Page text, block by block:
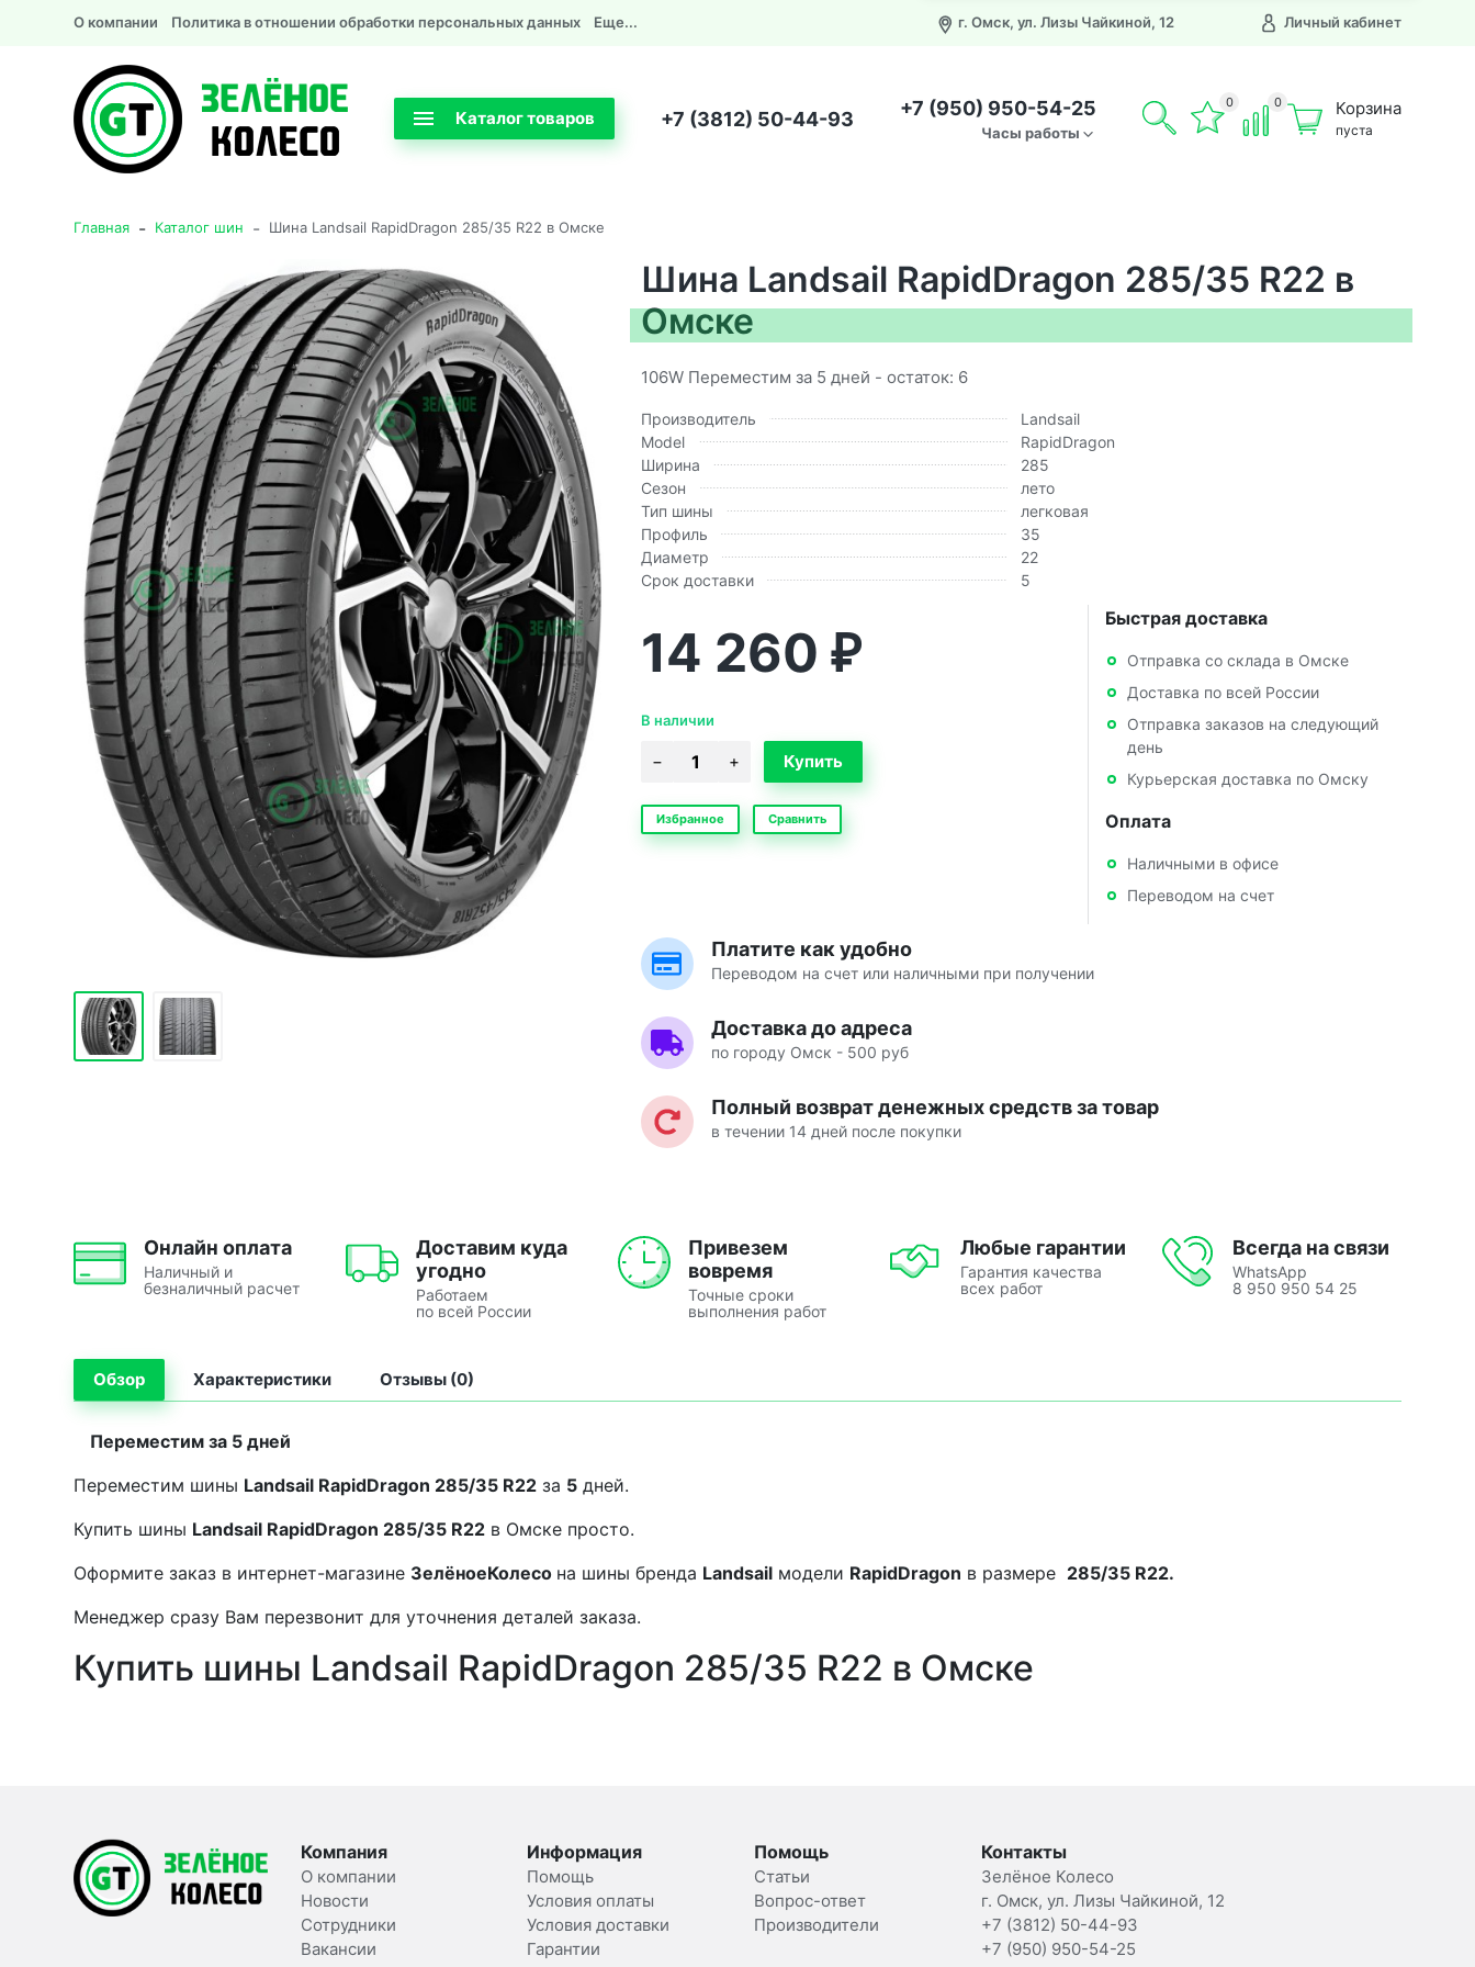
О компании Политика в отношении обработки персональных данных Еще... г. Омск, ул. Лизы Чайкиной, 12 Личный кабинет
Каталог товаров +7 (3812) 50-44-93 +7 (950) 950-54-25
Часы работы
0 0 Корзина
пуста
Главная - Каталог шин - Шина Landsail RapidDragon 285/35 R22 в Омске
Шина Landsail RapidDragon 285/35 R22 в
Омске
106W Переместим за 5 дней - остаток: 6
Производитель
Landsail
Model
RapidDragon
Ширина
285
Сезон
лето
Тип шины
легковая
Профиль
35
Диаметр
22
Срок доставки
5
14 260 ₽
В наличии
Избранное Сравнить
Быстрая доставка
Отправка со склада в Омске
Доставка по всей России
Отправка заказов на следующий
день
Курьерская доставка по Омску
Оплата
Наличными в офисе
Переводом на счет
Платите как удобно
Переводом на счет или наличными при получении
Доставка до адреса
по городу Омск - 500 руб
Полный возврат денежных средств за товар
в течении 14 дней после покупки
Онлайн оплата
Наличный и
безналичный расчет
Доставим куда
угодно
Работаем
по всей России
Привезем
вовремя
Точные сроки
выполнения работ
Любые гарантии
Гарантия качества
всех работ
Всегда на связи
WhatsApp
8 950 950 54 25
Обзор Характеристики Отзывы (0)
Переместим за 5 дней
Переместим шины Landsail RapidDragon 285/35 R22 за 5 дней.
Купить шины Landsail RapidDragon 285/35 R22 в Омске просто.
Оформите заказ в интернет-магазине ЗелёноеКолесо на шины бренда Landsail модели RapidDragon в размере 285/35 R22.
Менеджер сразу Вам перезвонит для уточнения деталей заказа.
Купить шины Landsail RapidDragon 285/35 R22 в Омске
Компания
О компании
Новости
Сотрудники
Вакансии
Информация
Помощь
Условия оплаты
Условия доставки
Гарантии
Помощь
Статьи
Вопрос-ответ
Производители
Контакты
Зелёное Колесо
г. Омск, ул. Лизы Чайкиной, 12
+7 (3812) 50-44-93
+7 (950) 950-54-25